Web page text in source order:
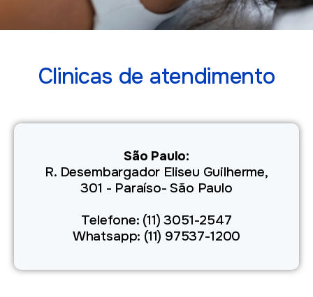
Clinicas de atendimento
São Paulo:
R. Desembargador Eliseu Guilherme,
301 - Paraíso- São Paulo
Telefone: (11) 3051-2547
Whatsapp: (11) 97537-1200